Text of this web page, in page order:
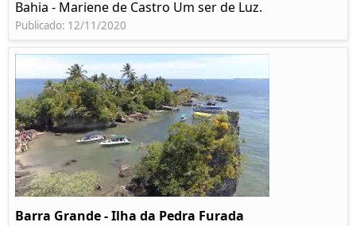
Bahia - Mariene de Castro Um ser de Luz.
Publicado: 12/11/2020
Barra Grande - Ilha da Pedra Furada